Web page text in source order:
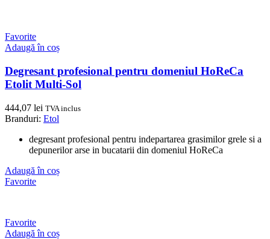
Favorite
Adaugă în coș
Degresant profesional pentru domeniul HoReCa
Etolit Multi-Sol
444,07 lei TVA inclus
Branduri: Etol
degresant profesional pentru indepartarea grasimilor grele si a
depunerilor arse in bucatarii din domeniul HoReCa
Adaugă în coș
Favorite
Favorite
Adaugă în coș